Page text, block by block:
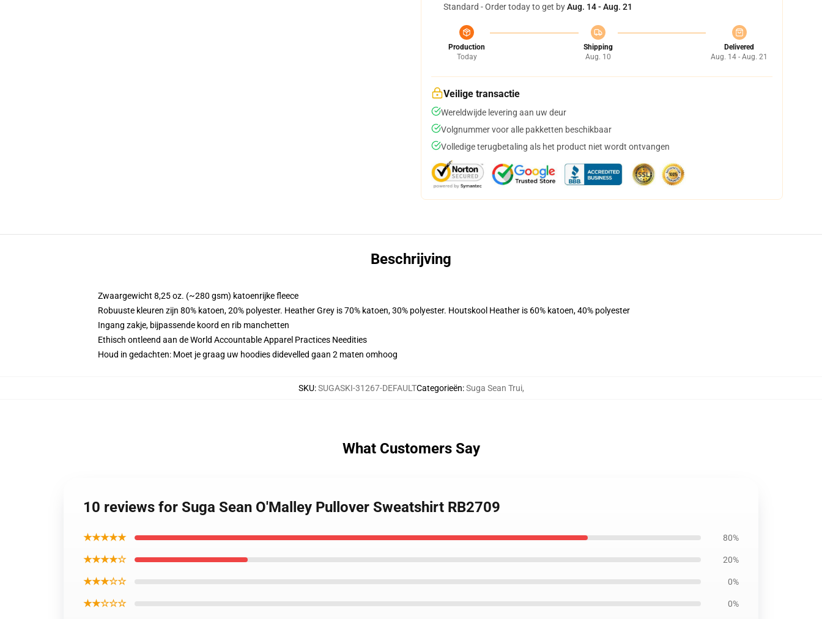
Standard - Order today to get byAug. 14 - Aug. 21
Production
Today
Shipping
Aug. 10
Delivered
Aug. 14 - Aug. 21
Veilige transactie
Wereldwijde levering aan uw deur
Volgnummer voor alle pakketten beschikbaar
Volledige terugbetaling als het product niet wordt ontvangen
Beschrijving
Zwaargewicht 8,25 oz. (~280 gsm) katoenrijke fleece
Robuuste kleuren zijn 80% katoen, 20% polyester. Heather Grey is 70% katoen, 30% polyester. Houtskool Heather is 60% katoen, 40% polyester
Ingang zakje, bijpassende koord en rib manchetten
Ethisch ontleend aan de World Accountable Apparel Practices Needities
Houd in gedachten: Moet je graag uw hoodies didevelled gaan 2 maten omhoog
SKU:SUGASKI-31267-DEFAULTCategorieën:Suga Sean Trui,
What Customers Say
10 reviews for Suga Sean O'Malley Pullover Sweatshirt RB2709
★★★★★ 80%
★★★★☆ 20%
★★★☆☆ 0%
★★☆☆☆ 0%